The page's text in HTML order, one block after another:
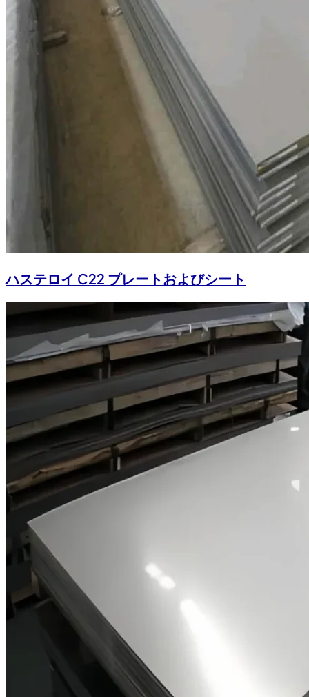
ハステロイ C22 プレートおよびシート